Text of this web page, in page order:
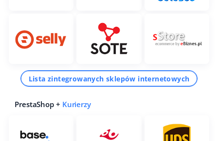
Lista zintegrowanych sklepów internetowych
PrestaShop + Kurierzy